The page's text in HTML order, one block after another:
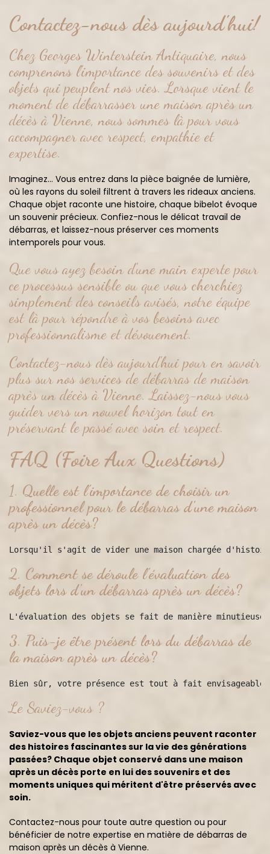
Contactez-nous dès aujourd'hui!
Chez Georges Winterstein Antiquaire, nous
comprenons l'importance des souvenirs et des
objets qui peuplent nos vies. Lorsque vient le
moment de débarrasser une maison après un
décès à Vienne, nous sommes là pour vous
accompagner avec respect, empathie et
expertise.
Imaginez... Vous entrez dans la pièce baignée de lumière,
où les rayons du soleil filtrent à travers les rideaux anciens.
Chaque objet raconte une histoire, chaque bibelot évoque
un souvenir précieux. Confiez-nous le délicat travail de
débarras, et laissez-nous préserver ces moments
intemporels pour vous.
Que vous ayez besoin d'une main experte pour
ce processus sensible ou que vous cherchiez
simplement des conseils avisés, notre équipe
est là pour répondre à vos besoins avec
professionnalisme et dévouement.
Contactez-nous dès aujourd'hui pour en savoir
plus sur nos services de débarras de maison
après un décès à Vienne. Laissez-nous vous
guider vers un nouvel horizon tout en
préservant le passé avec soin et respect.
FAQ (Foire Aux Questions)
1. Quelle est l'importance de choisir un
professionnel pour le débarras d'une maison
après un décès?
2. Comment se déroule l'évaluation des
objets lors d'un débarras après un décès?
3. Puis-je être présent lors du débarras de
la maison après un décès?
Le Saviez-vous ?
Saviez-vous que les objets anciens peuvent raconter
des histoires fascinantes sur la vie des générations
passées? Chaque objet conservé dans une maison
après un décès porte en lui des souvenirs et des
moments uniques qui méritent d'être préservés avec
soin.
Contactez-nous pour toute autre question ou pour
bénéficier de notre expertise en matière de débarras de
maison après un décès à Vienne.